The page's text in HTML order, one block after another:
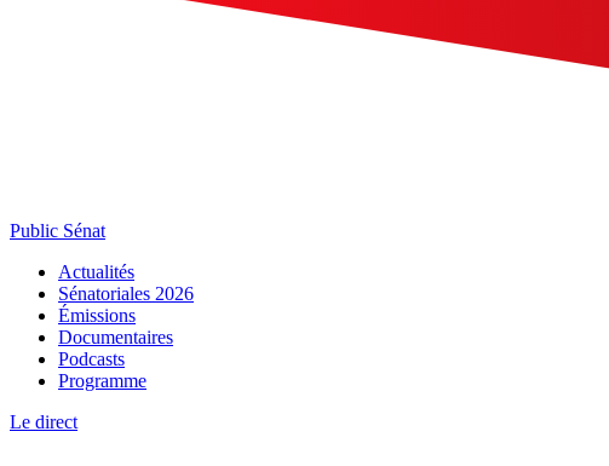
Public Sénat
Actualités
Sénatoriales 2026
Émissions
Documentaires
Podcasts
Programme
Le direct